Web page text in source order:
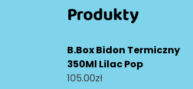
Produkty
B.Box Bidon Termiczny
350Ml Lilac Pop
105.00zł